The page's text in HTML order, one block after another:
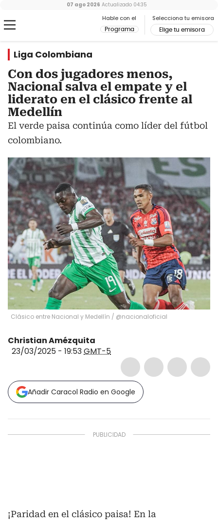
Hable con el
Programa
Selecciona tu emisora
Elige tu emisora
07 ago 2026 Actualizado 04:35
Liga Colombiana
Con dos jugadores menos,
Nacional salva el empate y el
liderato en el clásico frente al
Medellín
El verde paisa continúa como líder del fútbol
colombiano.
Clásico entre Nacional y Medellín / @nacionaloficial
Christian Amézquita
23/03/2025 - 19:53GMT-5
Añadir Caracol Radio en Google
¡Paridad en el clásico paisa! En la